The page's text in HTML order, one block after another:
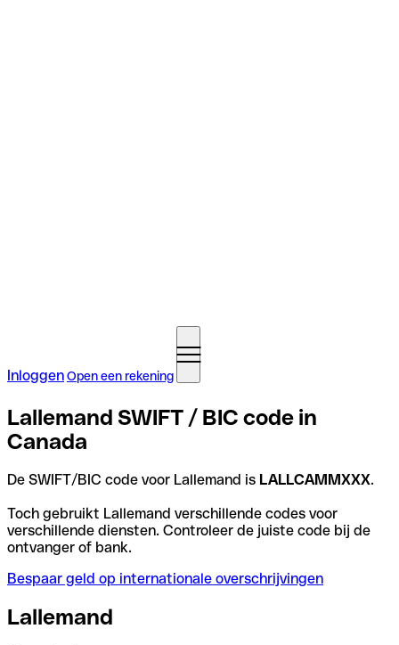
InloggenOpen een rekening
Lallemand SWIFT / BIC code in
Canada
De SWIFT/BIC code voor Lallemand is LALLCAMMXXX.
Toch gebruikt Lallemand verschillende codes voor
verschillende diensten. Controleer de juiste code bij de
ontvanger of bank.
Bespaar geld op internationale overschrijvingen
Lallemand